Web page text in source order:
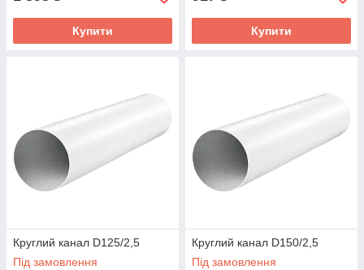
Купити Купити
Круглий канал D125/2,5
Під замовлення
Круглий канал D150/2,5
Під замовлення